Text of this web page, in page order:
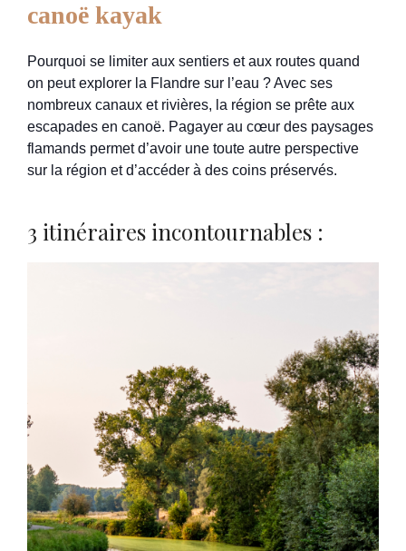
canoë kayak
Pourquoi se limiter aux sentiers et aux routes quand
on peut explorer la Flandre sur l’eau ? Avec ses
nombreux canaux et rivières, la région se prête aux
escapades en canoë. Pagayer au cœur des paysages
flamands permet d’avoir une toute autre perspective
sur la région et d’accéder à des coins préservés.
3 itinéraires incontournables :